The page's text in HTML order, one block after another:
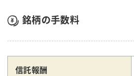
銘柄の手数料
信託報酬